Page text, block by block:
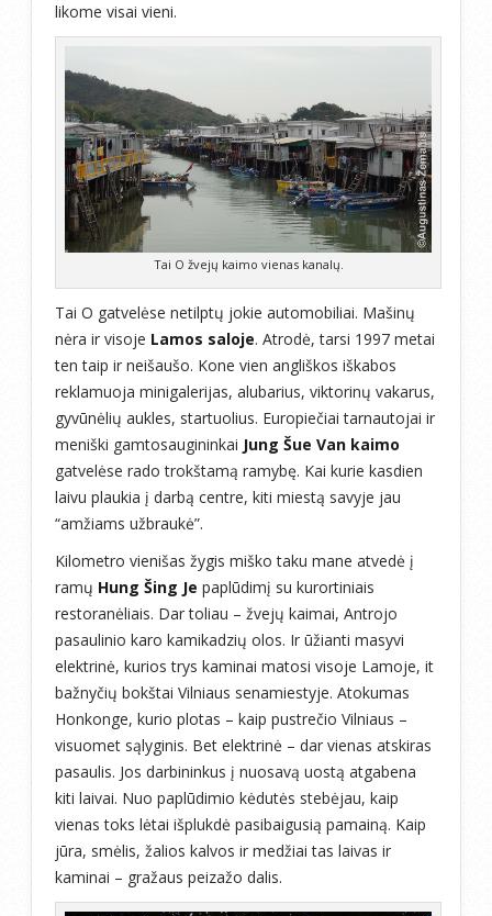
likome visai vieni.
Tai O žvejų kaimo vienas kanalų.
Tai O gatvelėse netilptų jokie automobiliai. Mašinų
nėra ir visoje Lamos saloje. Atrodė, tarsi 1997 metai
ten taip ir neišaušo. Kone vien angliškos iškabos
reklamuoja minigalerijas, alubarius, viktorinų vakarus,
gyvūnėlių aukles, startuolius. Europiečiai tarnautojai ir
meniški gamtosaugininkai Jung Šue Van kaimo
gatvelėse rado trokštamą ramybę. Kai kurie kasdien
laivu plaukia į darbą centre, kiti miestą savyje jau
“amžiams užbraukė”.
Kilometro vienišas žygis miško taku mane atvedė į
ramų Hung Šing Je paplūdimį su kurortiniais
restoranėliais. Dar toliau – žvejų kaimai, Antrojo
pasaulinio karo kamikadzių olos. Ir ūžianti masyvi
elektrinė, kurios trys kaminai matosi visoje Lamoje, it
bažnyčių bokštai Vilniaus senamiestyje. Atokumas
Honkonge, kurio plotas – kaip pustrečio Vilniaus –
visuomet sąlyginis. Bet elektrinė – dar vienas atskiras
pasaulis. Jos darbininkus į nuosavą uostą atgabena
kiti laivai. Nuo paplūdimio kėdutės stebėjau, kaip
vienas toks lėtai išplukdė pasibaigusią pamainą. Kaip
jūra, smėlis, žalios kalvos ir medžiai tas laivas ir
kaminai – gražaus peizažo dalis.